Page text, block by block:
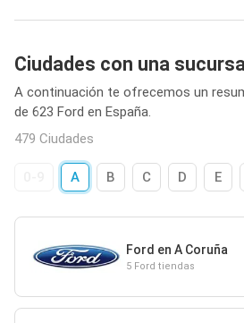
Ciudades con una
A continuación te ofrecemos un
de 623 Ford en España.
479 Ciudades
A B C D E
Ford en A Coruña
5 Ford tiendas